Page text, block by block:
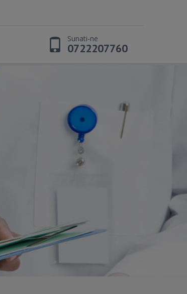
Sunati-ne
0722207760